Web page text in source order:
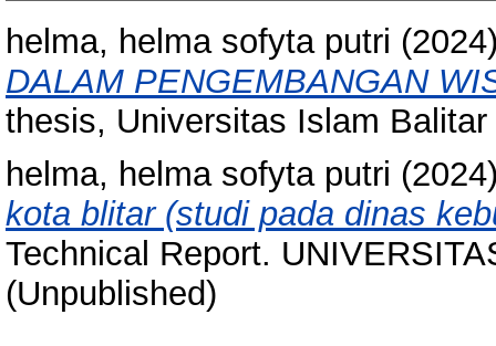
helma, helma sofyta putri
DALAM PENGEMBANGAN
thesis, Universitas Islam Balitar
helma, helma sofyta putri
kota blitar (studi pada dinas
Technical Report.
(Unpublished)